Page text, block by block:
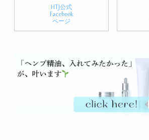
HTJ公式
Facebook
ページ